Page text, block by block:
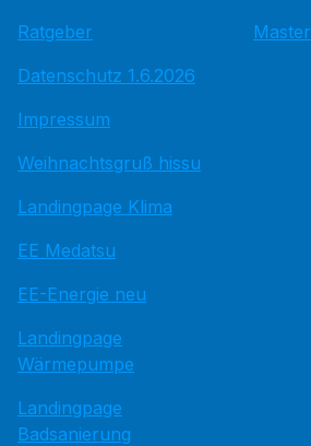
Ratgeber
Datenschutz 1.6.2026
Impressum
Weihnachtsgruß hissu
Landingpage Klima
EE Medatsu
EE-Energie neu
Landingpage
Wärmepumpe
Landingpage
Badsanierung
Master